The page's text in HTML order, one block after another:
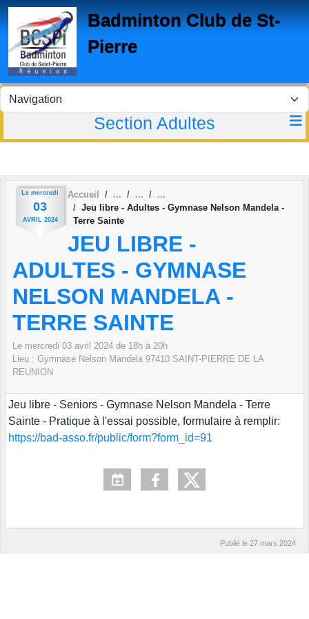
Badminton Club de St-
Pierre
Section Adultes
Le mercredi
03
AVRIL 2024
Accueil
Jeu libre - Adultes - Gymnase Nelson Mandela -
Terre Sainte
JEU LIBRE -
ADULTES - GYMNASE
NELSON MANDELA -
TERRE SAINTE
Le mercredi 03 avril 2024 de 18h à 20h
Lieu : Gymnase Nelson Mandela 97410 SAINT-PIERRE DE LA
REUNION
Jeu libre - Seniors - Gymnase Nelson Mandela - Terre
Sainte - Pratique à l'essai possible, formulaire à remplir:
https://bad-asso.fr/public/form?form_id=91
Publié le 27 mars 2024
Panneau de gestion des cookies